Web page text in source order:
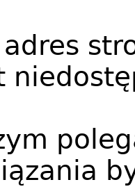
adres